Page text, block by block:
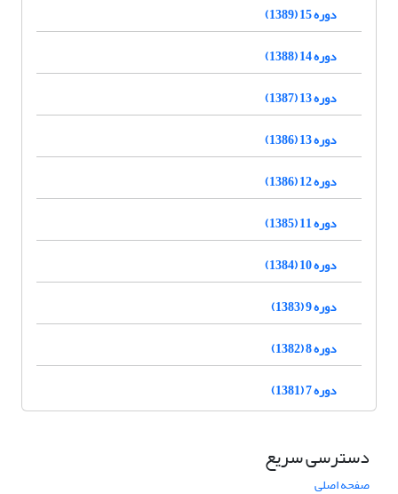
دوره 15 (1389)
دوره 14 (1388)
دوره 13 (1387)
دوره 13 (1386)
دوره 12 (1386)
دوره 11 (1385)
دوره 10 (1384)
دوره 9 (1383)
دوره 8 (1382)
دوره 7 (1381)
دسترسی سریع
صفحه اصلی